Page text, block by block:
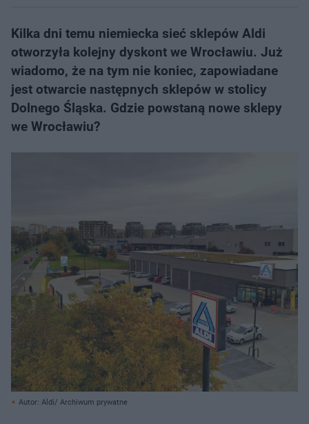
Kilka dni temu niemiecka sieć sklepów Aldi
otworzyła kolejny dyskont we Wrocławiu. Już
wiadomo, że na tym nie koniec, zapowiadane
jest otwarcie następnych sklepów w stolicy
Dolnego Śląska. Gdzie powstaną nowe sklepy
we Wrocławiu?
Autor: Aldi/ Archiwum prywatne